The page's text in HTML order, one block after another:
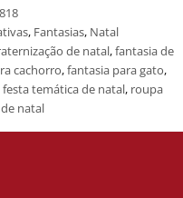
, Fantasias, Natal
de natal,fantasia de
cachorro,fantasia para gato,
festa temática de natal, roupa
natal